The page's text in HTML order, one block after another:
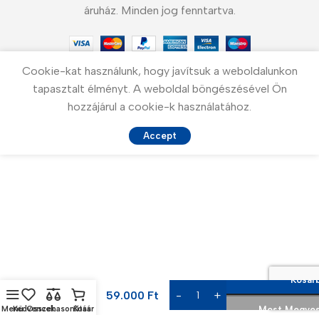
áruház. Minden jog fenntartva.
MenüKedvencek
Összehasonlítás
Kosár
Cookie-kat használunk, hogy javítsuk a weboldalunkon
tapasztalt élményt. A weboldal böngészésével Ön
hozzájárul a cookie-k használatához.
Accept
utas
konyhai
59.000 Ft
Most